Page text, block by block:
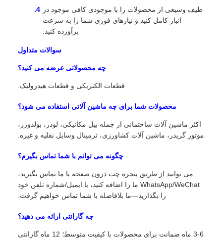
طیف وسیعی از محصولات را با موجودی کافی موجود در
انبار کامل کنید و نیازهای فوری شما را به سرعت
برآورده کنید.
سوالات متداول
چه محصولاتی عرضه می کنید؟
قطعات الکتریکی و قطعات هیدرولیک.
محصولات شما برای چه ماشین آلاتی استفاده می شود؟
اکثر ماشین آلات ساختمانی از جمله بیل مکانیکی، لودر، بولدوزر،
موتور گریدر، ماشین آلات کشاورزی، ترمینال وسایل نقلیه و غیره.
چگونه می توانم با شما تماس بگیرم؟
می توانید از طریق پنجره چت درون صفحه با ما تماس بگیرید،
WhatsApp/WeChat ما را اضافه کنید، یا ایمیل/شماره تلفن خود
را بگذارید—ما بلافاصله با شما تماس خواهیم گرفت.
چه گارانتی ارائه می دهید؟
3-6 ماه ضمانت برای محصولات با کیفیت متوسط؛ 12 ماه گارانتی